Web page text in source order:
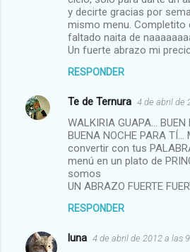
y decirte gracias por
mismo menu.
faltado naita de
Un fuerte abrazo mi
RESPONDER
Te de Ternura 4 de abril de
WALKIRIA GUAPA...
BUENA NOCHE PARA
convertir con tus
menú en un plato de
somos
UN ABRAZO FUERTE
RESPONDER
luna 4 de abril de 2012 a las